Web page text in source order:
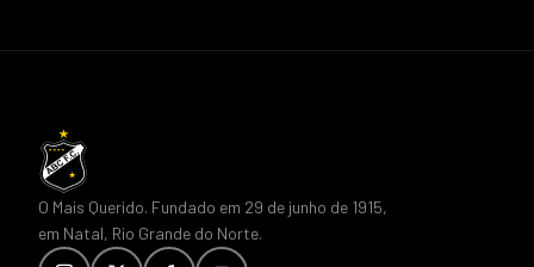
O Mais Querido. Fundado em 29 de junho de 1915,
em Natal, Rio Grande do Norte.